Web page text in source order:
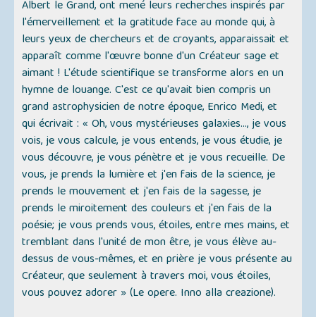
Albert le Grand, ont mené leurs recherches inspirés par
l'émerveillement et la gratitude face au monde qui, à
leurs yeux de chercheurs et de croyants, apparaissait et
apparaît comme l'œuvre bonne d'un Créateur sage et
aimant ! L'étude scientifique se transforme alors en un
hymne de louange. C'est ce qu'avait bien compris un
grand astrophysicien de notre époque, Enrico Medi, et
qui écrivait : « Oh, vous mystérieuses galaxies..., je vous
vois, je vous calcule, je vous entends, je vous étudie, je
vous découvre, je vous pénètre et je vous recueille. De
vous, je prends la lumière et j'en fais de la science, je
prends le mouvement et j'en fais de la sagesse, je
prends le miroitement des couleurs et j'en fais de la
poésie; je vous prends vous, étoiles, entre mes mains, et
tremblant dans l'unité de mon être, je vous élève au-
dessus de vous-mêmes, et en prière je vous présente au
Créateur, que seulement à travers moi, vous étoiles,
vous pouvez adorer » (Le opere. Inno alla creazione).